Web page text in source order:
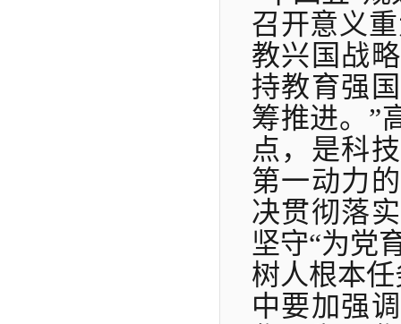
召开意义
教兴国战
持教育强
筹推进。”
点，是科
第一动力
决贯彻落
坚守“为党
树人根本
中要加强